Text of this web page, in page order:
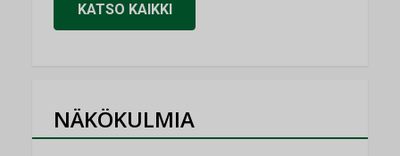
KATSO KAIKKI
NÄKÖKULMIA